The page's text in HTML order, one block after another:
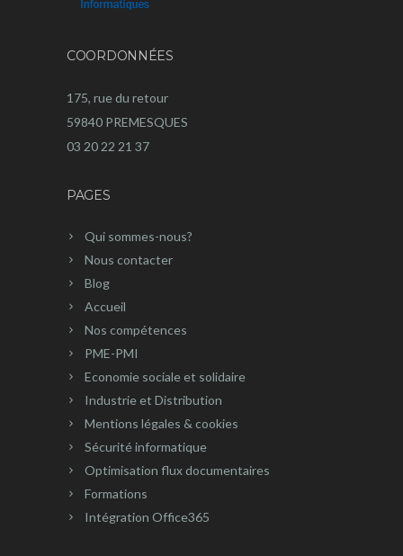
COORDONNÉES
175, rue du retour
59840 PREMESQUES
03 20 22 21 37
PAGES
Qui sommes-nous?
Nous contacter
Blog
Accueil
Nos compétences
PME-PMI
Economie sociale et solidaire
Industrie et Distribution
Mentions légales & cookies
Sécurité informatique
Optimisation flux documentaires
Formations
Intégration Office365